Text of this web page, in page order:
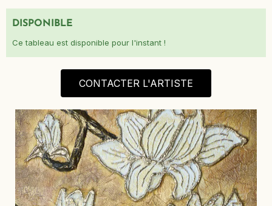
DISPONIBLE
Ce tableau est disponible pour l'instant !
CONTACTER L'ARTISTE